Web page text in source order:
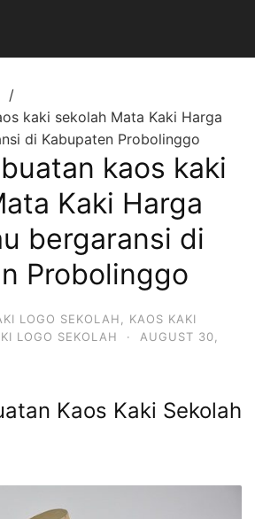
kaki sekolah Mata Kaki Harga
di Kabupaten Probolinggo
kaos kaki
Kaki Harga
bergaransi di
Probolinggo
LOGO SEKOLAH
KAOS KAKI
LOGO SEKOLAH
·
AUGUST 30,
Kaos Kaki Sekolah